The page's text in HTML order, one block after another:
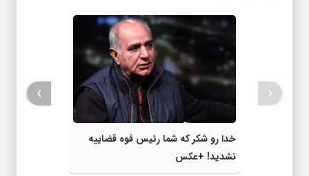
خدا رو شکر که شما رئیس قوه‌ قضاییه
نشدید! +عکس
‹
›